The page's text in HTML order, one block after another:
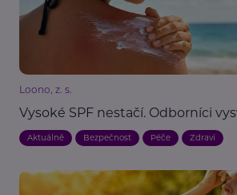
Loono, z. s.
Vysoké SPF nestačí. Odborníci
Aktuálně Bezpečnost Péče Zdraví